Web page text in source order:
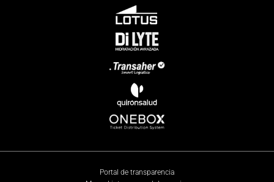
Portal de transparencia